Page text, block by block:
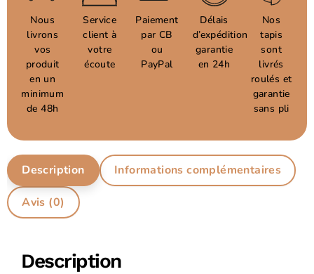
Nous
livrons
vos
produit
en un
minimum
de 48h
Service
client à
votre
écoute
Paiement
par CB
ou
PayPal
Délais
d’expédition
garantie
en 24h
Nos
tapis
sont
livrés
roulés et
garantie
sans pli
Description Informations complémentaires
Avis (0)
Description